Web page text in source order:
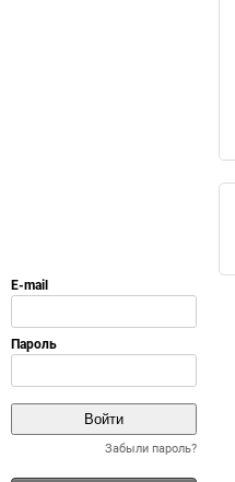
Забыли пароль?